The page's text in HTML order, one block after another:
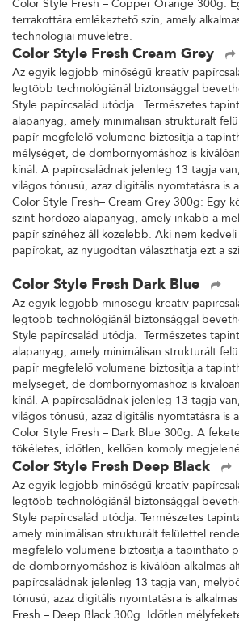
Color Style Fresh – Copper Orange 300g.
terrakottára emlékeztető szín, amely
technológiai műveletre.
Color Style Fresh Cream Grey
Az egyik legjobb minőségű kreatív
legtöbb technológiánál biztonsággal
Style papírcsalád utódja. Természetes
alapanyag, amely minimálisan strukturált
papír megfelelő volumene biztosítja a
mélységet, de dombornyomáshoz is
kínál. A papírcsaládnak jelenleg 13 tagja
világos tónusú, azaz digitális nyomtatásra is
Color Style Fresh– Cream Grey 300g: Egy
színt hordozó alapanyag, amely inkább a
papír színéhez áll közelebb. Aki nem
papírokat, az nyugodtan választhatja ezt a
Color Style Fresh Dark Blue
Az egyik legjobb minőségű kreatív
legtöbb technológiánál biztonsággal
Style papírcsalád utódja. Természetes
alapanyag, amely minimálisan strukturált
papír megfelelő volumene biztosítja a
mélységet, de dombornyomáshoz is
kínál. A papírcsaládnak jelenleg 13 tagja
világos tónusú, azaz digitális nyomtatásra is
Color Style Fresh – Dark Blue 300g. A
tökéletes, időtlen, kellően komoly
Color Style Fresh Deep Black
Az egyik legjobb minőségű kreatív
legtöbb technológiánál biztonsággal
Style papírcsalád utódja. Természetes
amely minimálisan strukturált felülettel
megfelelő volumene biztosítja a tapintható
de dombornyomáshoz is kiválóan alkalmas
papírcsaládnak jelenleg 13 tagja van,
tónusú, azaz digitális nyomtatásra is
Fresh – Deep Black 300g. Időtlen